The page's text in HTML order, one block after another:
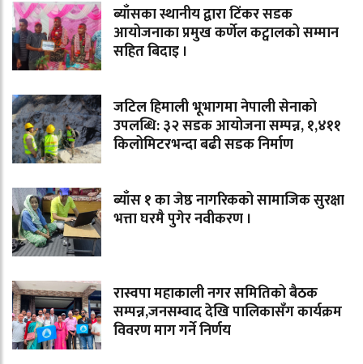
ब्याँसका स्थानीय द्वारा टिंकर सडक
आयोजनाका प्रमुख कर्णेल कट्वालको सम्मान
सहित बिदाइ ।
जटिल हिमाली भूभागमा नेपाली सेनाको
उपलब्धि: ३२ सडक आयोजना सम्पन्न, १,४११
किलोमिटरभन्दा बढी सडक निर्माण
ब्याँस १ का जेष्ठ नागरिकको सामाजिक सुरक्षा
भत्ता घरमै पुगेर नवीकरण ।
रास्वपा महाकाली नगर समितिको बैठक
सम्पन्न,जनसम्वाद देखि पालिकासँग कार्यक्रम
विवरण माग गर्ने निर्णय